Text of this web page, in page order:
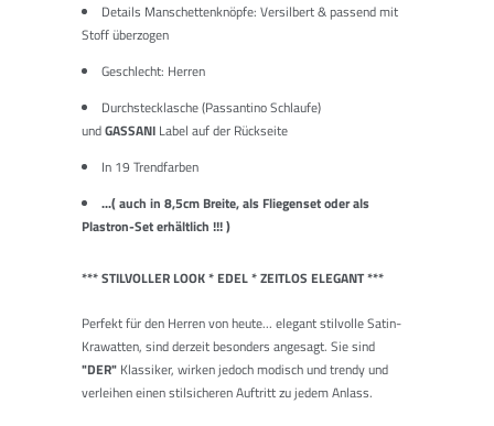
Details Manschettenknöpfe: Versilbert & passend mit
Stoff überzogen
Geschlecht: Herren
Durchstecklasche (Passantino Schlaufe)
undGASSANI Label auf der Rückseite
In 19 Trendfarben
...( auch in 8,5cm Breite, als Fliegenset oder als
Plastron-Set erhältlich !!! )
*** STILVOLLER LOOK * EDEL * ZEITLOS ELEGANT ***
Perfekt für den Herren von heute... elegant stilvolle Satin-
Krawatten, sind derzeit besonders angesagt. Sie sind
"DER" Klassiker, wirken jedoch modisch und trendy und
verleihen einen stilsicheren Auftritt zu jedem Anlass.